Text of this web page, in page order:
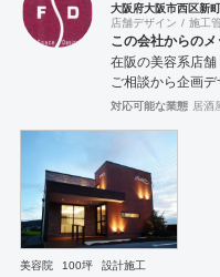
大阪府大阪市西区新
店舗デザイン
施工
この会社からの
在阪の美容系店
ご相談から企画
対応可能な業態 居酒
美容院 100坪 設計施工